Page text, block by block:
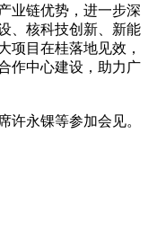
业链优势，进一步深
、核科技创新、新能
项目在桂落地见效，
作中心建设，助力广
永锞等参加会见。